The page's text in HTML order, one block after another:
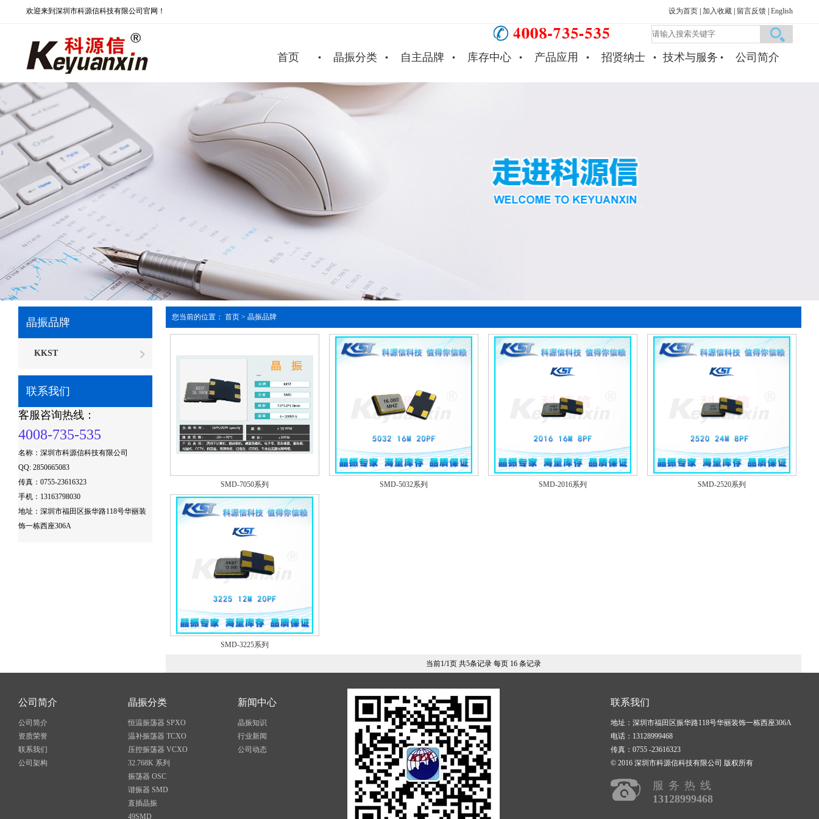
欢迎来到深圳市科源信科技有限公司官网！ 设为首页 加入收藏 留言反馈 English
首页 晶振分类 自主品牌 库存中心 产品应用 招贤纳士 技术与服务 公司简介
晶振品牌
KKST
联系我们
客服咨询热线：
4008-735-535
名称：深圳市科源信科技有限公司
QQ: 2850665083
传真：0755-23616323
手机：13163798030
地址： 深圳市福田区振华路118号华丽装
饰一栋西座306A
您当前的位置： 首页> 晶振品牌
SMD-7050系列 SMD-5032系列 SMD-2016系列 SMD-2520系列
SMD-3225系列
当前1/1页 共5条记录 每页 16 条记录
公司简介
公司简介
资质荣誉
联系我们
公司架构
晶振分类
恒温振荡器 SPXO
温补振荡器 TCXO
压控振荡器 VCXO
32.768K 系列
振荡器 OSC
谐振器 SMD
直插晶振
49SMD
新闻中心
晶振知识
行业新闻
公司动态
联系我们
地址：深圳市福田区振华路118号华丽装饰一栋西座306A
电话：13128999468
传真：0755 -23616323
© 2016 深圳市科源信科技有限公司 版权所有
服务热线
13128999468